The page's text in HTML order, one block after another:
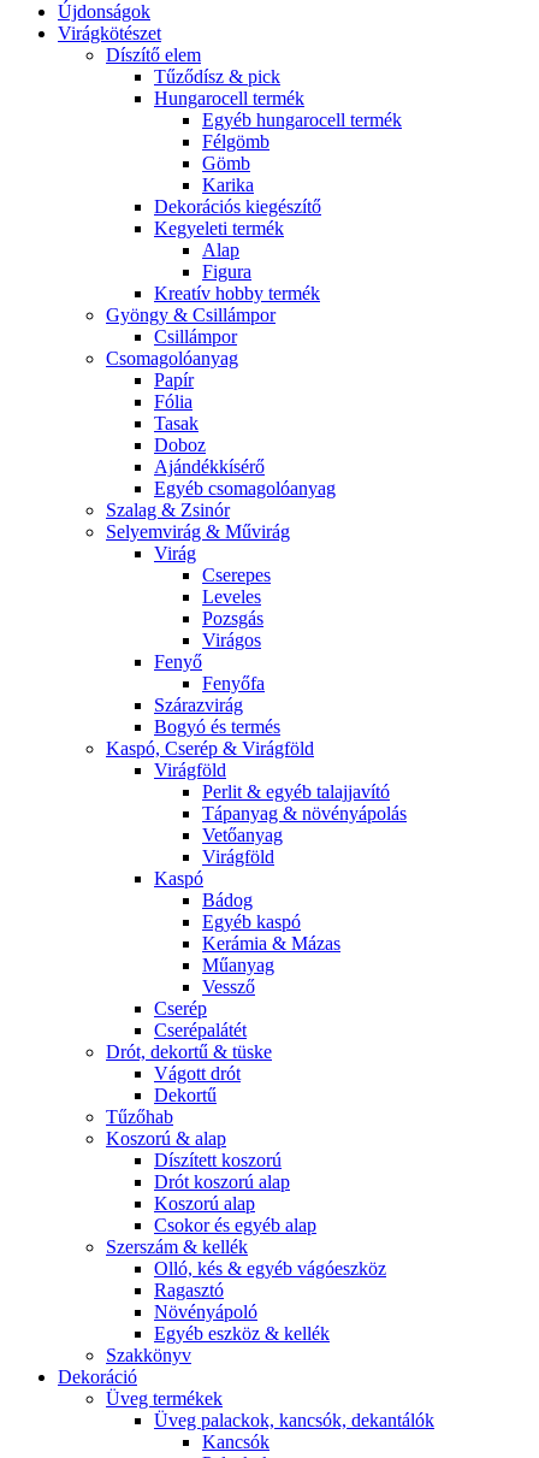
Újdonságok
Virágkötészet
Díszítő elem
Tűződísz & pick
Hungarocell termék
Egyéb hungarocell termék
Félgömb
Gömb
Karika
Dekorációs kiegészítő
Kegyeleti termék
Alap
Figura
Kreatív hobby termék
Gyöngy & Csillámpor
Csillámpor
Csomagolóanyag
Papír
Fólia
Tasak
Doboz
Ajándékkísérő
Egyéb csomagolóanyag
Szalag & Zsinór
Selyemvirág & Művirág
Virág
Cserepes
Leveles
Pozsgás
Virágos
Fenyő
Fenyőfa
Szárazvirág
Bogyó és termés
Kaspó, Cserép & Virágföld
Virágföld
Perlit & egyéb talajjavító
Tápanyag & növényápolás
Vetőanyag
Virágföld
Kaspó
Bádog
Egyéb kaspó
Kerámia & Mázas
Műanyag
Vessző
Cserép
Cserépalátét
Drót, dekortű & tüske
Vágott drót
Dekortű
Tűzőhab
Koszorú & alap
Díszített koszorú
Drót koszorú alap
Koszorú alap
Csokor és egyéb alap
Szerszám & kellék
Olló, kés & egyéb vágóeszköz
Ragasztó
Növényápoló
Egyéb eszköz & kellék
Szakkönyv
Dekoráció
Üveg termékek
Üveg palackok, kancsók, dekantálók
Kancsók